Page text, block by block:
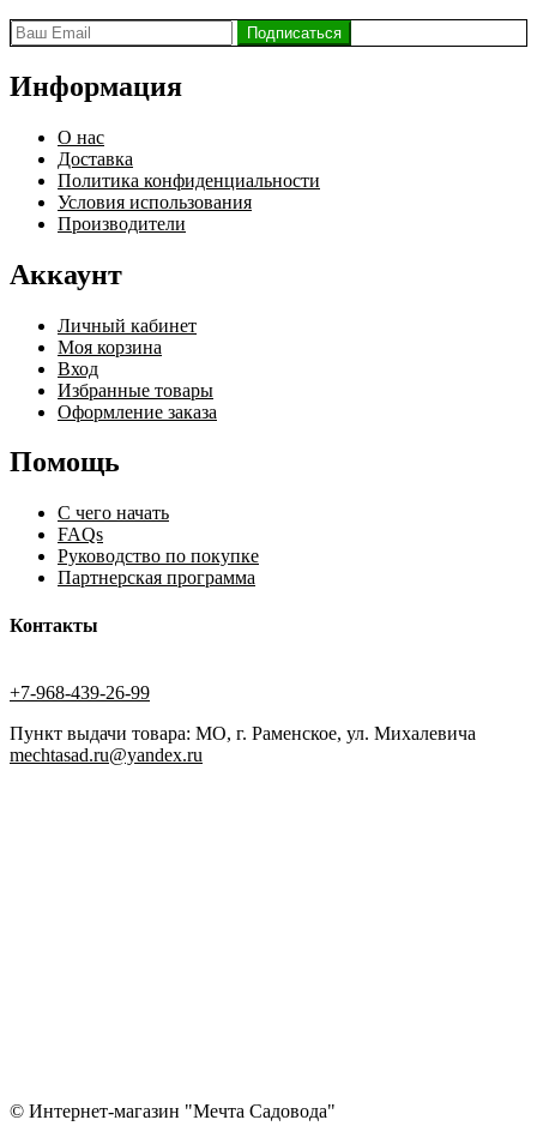
Информация
О нас
Доставка
Политика конфиденциальности
Условия использования
Производители
Аккаунт
Личный кабинет
Моя корзина
Вход
Избранные товары
Оформление заказа
Помощь
С чего начать
FAQs
Руководство по покупке
Партнерская программа
Контакты
+7-968-439-26-99
Пункт выдачи товара: МО, г. Раменское, ул. Михалевича
mechtasad.ru@yandex.ru
© Интернет-магазин "Мечта Садовода"